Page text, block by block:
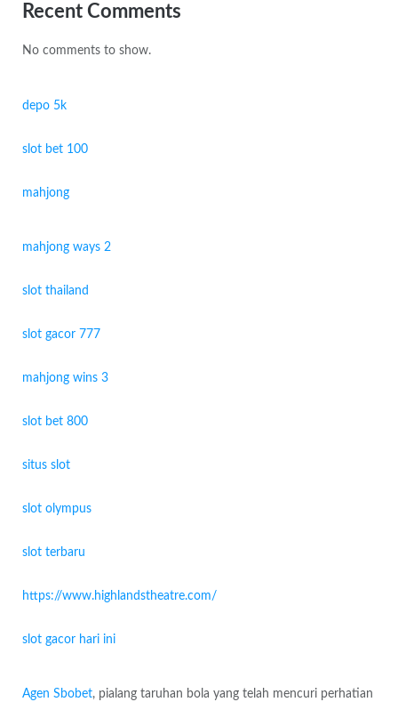
Recent Comments
No comments to show.
depo 5k
slot bet 100
mahjong
mahjong ways 2
slot thailand
slot gacor 777
mahjong wins 3
slot bet 800
situs slot
slot olympus
slot terbaru
https://www.highlandstheatre.com/
slot gacor hari ini
Agen Sbobet, pialang taruhan bola yang telah mencuri perhatian